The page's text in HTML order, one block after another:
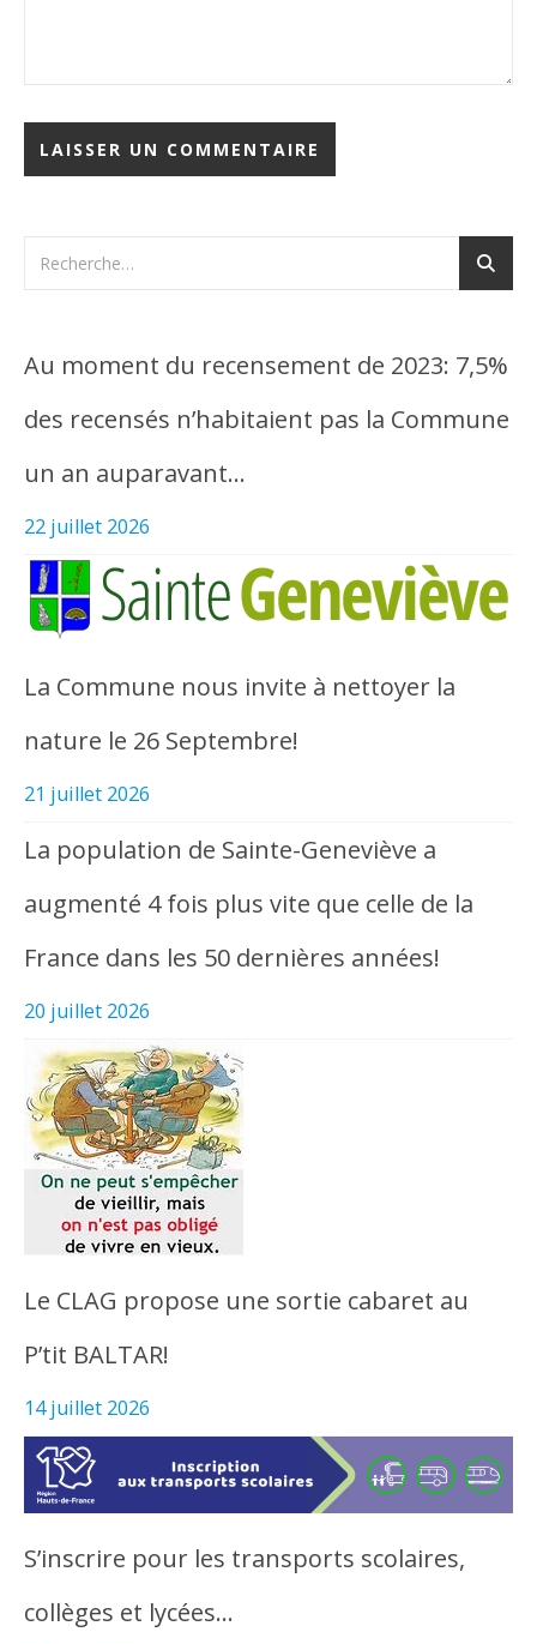
Au moment du recensement de 2023: 7,5%
des recensés n’habitaient pas la Commune
un an auparavant…
22 juillet 2026
La Commune nous invite à nettoyer la
nature le 26 Septembre!
21 juillet 2026
La population de Sainte-Geneviève a
augmenté 4 fois plus vite que celle de la
France dans les 50 dernières années!
20 juillet 2026
Le CLAG propose une sortie cabaret au
P’tit BALTAR!
14 juillet 2026
S’inscrire pour les transports scolaires,
collèges et lycées…